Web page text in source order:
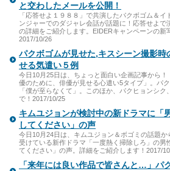
と交わしたメールを公開！
「応答せよ１９８８」で共演したパクボゴム＆
ンジャーでのダジャレ会話が話題に！応答せよで
の詳細をご紹介します。EIDERキャンペーンの新
2017/10/26
パクボゴムが見せた,キスシーン撮影
せる気遣い５例
今日10月25日は、ちょっと面白い企画記事から
優のために、俳優が見せる心遣い5タイプ」。パ
「僕が至らなくて」。このほか、パクヒョンシ
で！2017/10/25
キムユジョンが検討中の新ドラマに「
してください」の声
今日10月24日は、キムユジョン＆ボゴミの話題
受けている新作ドラマ「一度熱く掃除しろ」の男
てください」の声。詳細をご紹介します！2017/
「来年には良い作品で皆さんと…」パ